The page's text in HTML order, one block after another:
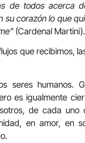
de todos acerca
su corazón lo que
(Cardenal Martini).
que recibimos,
seres humanos.
es igualmente
de cada uno
en amor, en